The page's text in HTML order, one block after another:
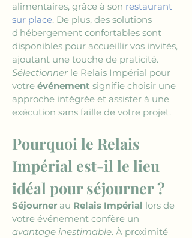
alimentaires, grâce à son restaurant
sur place. De plus, des solutions
d'hébergement confortables sont
disponibles pour accueillir vos invités,
ajoutant une touche de praticité.
Sélectionner le Relais Impérial pour
votre événement signifie choisir une
approche intégrée et assister à une
exécution sans faille de votre projet.
Pourquoi le Relais
Impérial est-il le lieu
idéal pour séjourner ?
Séjourner au Relais Impérial lors de
votre événement confère un
avantage inestimable. À proximité